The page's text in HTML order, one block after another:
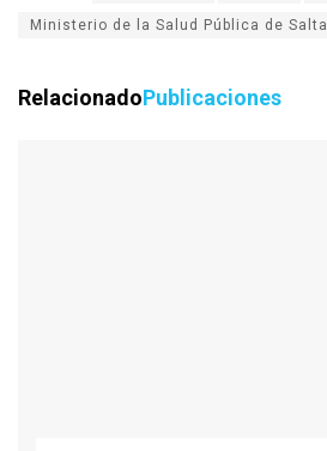
Ministerio de la Salud Pública de Salta
RelacionadoPublicaciones